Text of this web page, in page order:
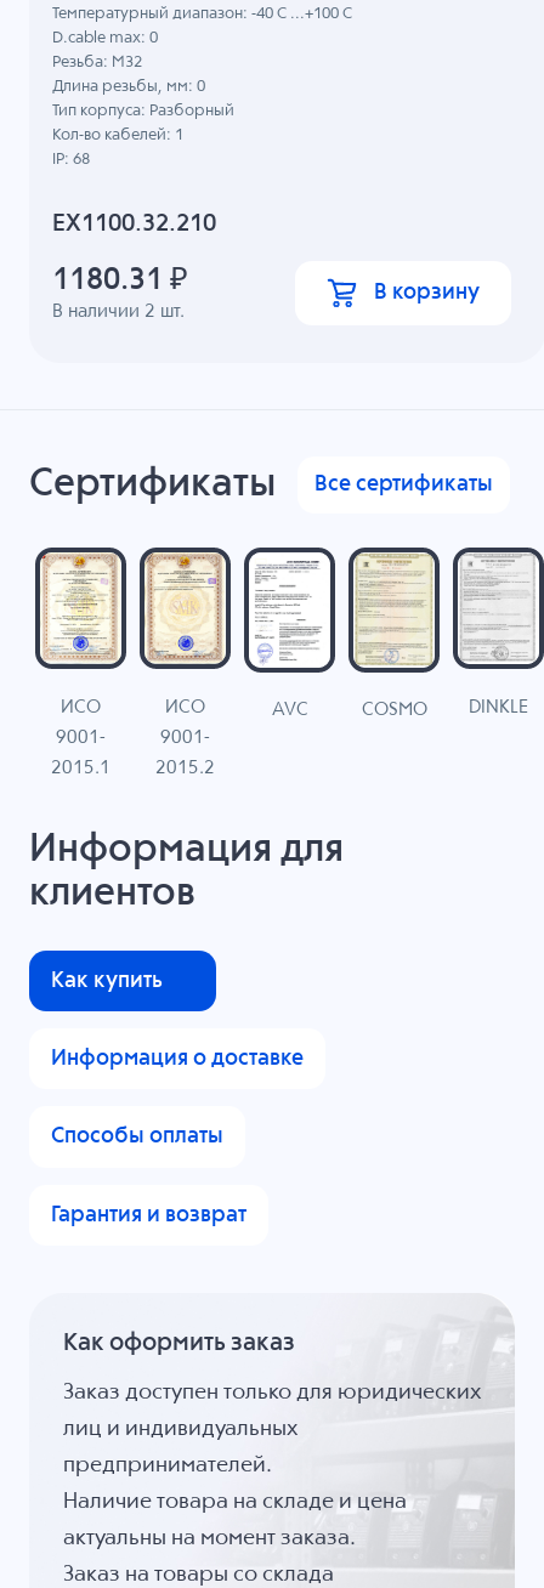
EX1100.32.210
В наличии 2 шт.
Температурный диапазон: -40 C ...+100 C
D.cable max: 0
Резьба: M32
Длина резьбы, мм: 0
Тип корпуса: Разборный
Кол-во кабелей: 1
IP: 68
1180.31 ₽ В корзину
Сертификаты Все сертификаты
ИСО
9001-
2015.1
ИСО
9001-
2015.2
AVC COSMO DINKLE
Информация для
клиентов
Как купить
Информация о доставке
Способы оплаты
Гарантия и возврат
Как оформить заказ
Заказ доступен только для юридических
лиц и индивидуальных
предпринимателей.
Наличие товара на складе и цена
актуальны на момент заказа.
Заказ на товары со склада